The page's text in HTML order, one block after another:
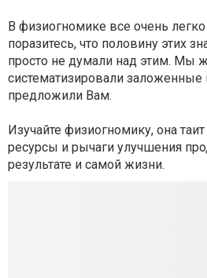
В физиогномике все очень
поразитесь, что половину этих
просто не думали над этим. Мы
систематизировали заложенные
предложили Вам.
Изучайте физиогномику, она
ресурсы и рычаги улучшения
результате и самой жизни.